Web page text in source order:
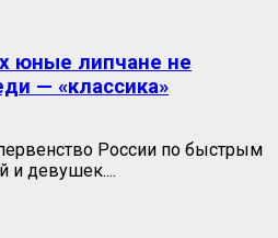
юные липчане не
— «классика»
России по быстрым
и девушек....